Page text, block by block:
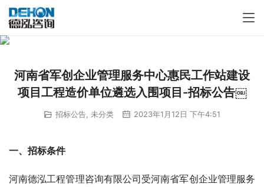
河南省军创企业管理服务中心惠民工作站建设
项目工程造价单位遴选入围项目-招标公告￼
招标公告 未分类 2023年1月12日 下午4:51
一、招标条件
河南德泓工程管理咨询有限公司受河南省军创企业管理服务